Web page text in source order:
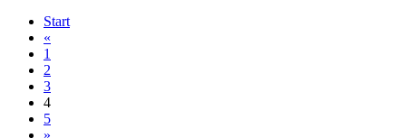
Start
«
1
2
3
4
5